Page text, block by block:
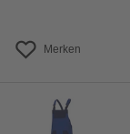
Merken